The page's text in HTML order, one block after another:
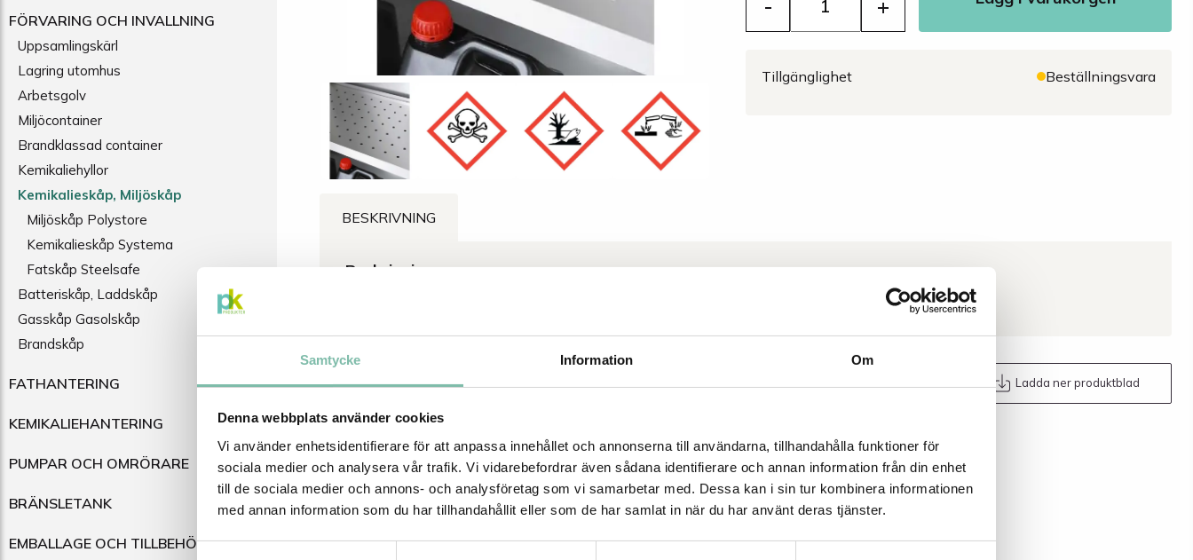
Samtycke Information Om
Denna webbplats använder cookies
Vi använder enhetsidentifierare för att anpassa innehållet och annonserna till användarna, tillhandahålla funktioner för
sociala medier och analysera vår trafik. Vi vidarebefordrar även sådana identifierare och annan information från din enhet
till de sociala medier och annons- och analysföretag som vi samarbetar med. Dessa kan i sin tur kombinera informationen
med annan information som du har tillhandahållit eller som de har samlat in när du har använt deras tjänster.
FÖRVARING OCH INVALLNING
Uppsamlingskärl
Lagring utomhus
Arbetsgolv
Miljöcontainer
Brandklassad container
Kemikaliehyllor
Kemikalieskåp, Miljöskåp
Miljöskåp Polystore
Kemikalieskåp Systema
Fatskåp Steelsafe
Batteriskåp, Laddskåp
Gasskåp Gasolskåp
Brandskåp
FATHANTERING
KEMIKALIEHANTERING
PUMPAR OCH OMRÖRARE
BRÄNSLETANK
EMBALLAGE OCH TILLBEHÖR
Tillgänglighet Beställningsvara
BESKRIVNING
Beskrivning
Tipsa Ladda ner produktblad
Relaterade produkter